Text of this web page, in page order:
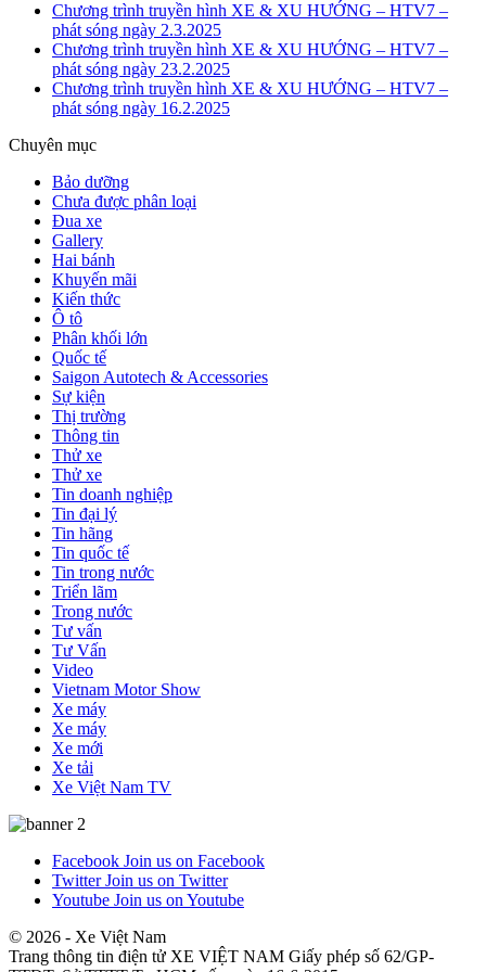
Chương trình truyền hình XE & XU HƯỚNG – HTV7 –
phát sóng ngày 2.3.2025
Chương trình truyền hình XE & XU HƯỚNG – HTV7 –
phát sóng ngày 23.2.2025
Chương trình truyền hình XE & XU HƯỚNG – HTV7 –
phát sóng ngày 16.2.2025
Chuyên mục
Bảo dưỡng
Chưa được phân loại
Đua xe
Gallery
Hai bánh
Khuyến mãi
Kiến thức
Ô tô
Phân khối lớn
Quốc tế
Saigon Autotech & Accessories
Sự kiện
Thị trường
Thông tin
Thử xe
Thử xe
Tin doanh nghiệp
Tin đại lý
Tin hãng
Tin quốc tế
Tin trong nước
Triển lãm
Trong nước
Tư vấn
Tư Vấn
Video
Vietnam Motor Show
Xe máy
Xe máy
Xe mới
Xe tải
Xe Việt Nam TV
Facebook Join us on Facebook
Twitter Join us on Twitter
Youtube Join us on Youtube
© 2026 - Xe Việt Nam
Trang thông tin điện tử XE VIỆT NAM Giấy phép số 62/GP-